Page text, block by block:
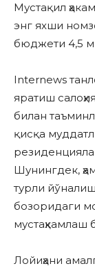
Мустақил
энг яхши
бюджети 4,5
Internews
яратиш
билан
қисқа
Шунингдек,
турли
бозоридаги
мустаҳкамлаш
Лойиҳани